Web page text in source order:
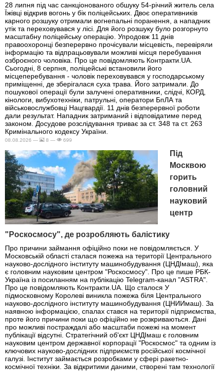
28 липня під час санкціонованого обшуку 54-річний житель села
Їжівці відкрив вогонь у бік поліцейських. Двоє оперативників
карного розшуку отримали вогнепальні поранення, а нападник
утік та переховувався у лісі. Для його розшуку було розгорнуто
масштабну поліцейську операцію. Упродовж 11 днів
правоохоронці безперервно прочісували місцевість, перевіряли
інформацію та відпрацьовували можливі місця перебування
озброєного чоловіка. Про це повідомляють Контракти.UA.
Сьогодні, 8 серпня, поліцейські встановили його
місцеперебування - чоловік переховувався у господарському
приміщенні, де зберігалася суха трава. Його затримали. До
пошукової операції були залучені оперативники, слідчі, КОРД,
кінологи, вибухотехніки, патрульні, оператори БпЛА та
військовослужбовці Нацгвардії. 11 днів безперервної роботи
дали результат. Нападник затриманий і відповідатиме перед
законом. Досудове розслідування триває за ст. 348 та ст. 263
Кримінального кодексу України.
08.08.2026 — 8 — 699
Під
Москвою
горить
головний
науковий
центр
"Роскосмосу", де розробляють балістику
Про причини займання офіційно поки не повідомляється. У
Московській області сталася пожежа на території Центрального
науково-дослідного інституту машинобудування (ЦНДІмаш), яка
є головним науковим центром "Роскосмосу". Про це пише РБК-
Україна із посиланням на публікацію Telegram-канал "ASTRA".
Про це повідомляють Контракти.UA. Що сталося У
підмосковному Королеві виникла пожежа біля Центрального
науково-дослідного інституту машинобудування (ЦНИИмаш). За
наявною інформацією, спалах стався на території підприємства,
проте його причини поки що офіційно не розкриваються. Дані
про можливі постраждалі або масштаби пожежі на момент
публікації відсутні. Стратегічний об'єкт ЦНДІмаш є головним
науковим центром державної корпорації "Роскосмос" та одним із
ключових науково-дослідних підприємств російської космічної
галузі. Інститут займається розробками у сфері ракетно-
космічної техніки. За відкритими даними, створені там технології